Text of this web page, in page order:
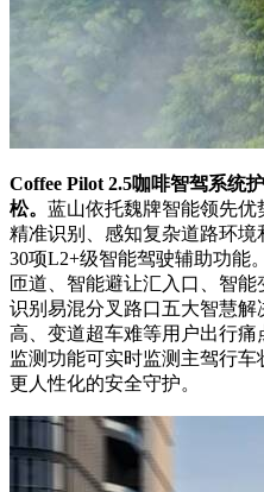
Coffee Pilot 2.5咖啡智驾系统
松。 蓝山依托魏牌智能领先优
精准识别、感知复杂道路环
30项L2+级智能驾驶辅助功能
匝道、智能避让汇入口、智
识别易混分叉路口五大智慧
高、变道超车难等用户出行
监测功能可实时监测主驾行
更人性化的安全守护。